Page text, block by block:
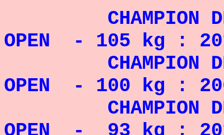
CHAMPION DE
OPEN - 105 kg :
CHAMPION DE
OPEN - 100 kg :
CHAMPION DE